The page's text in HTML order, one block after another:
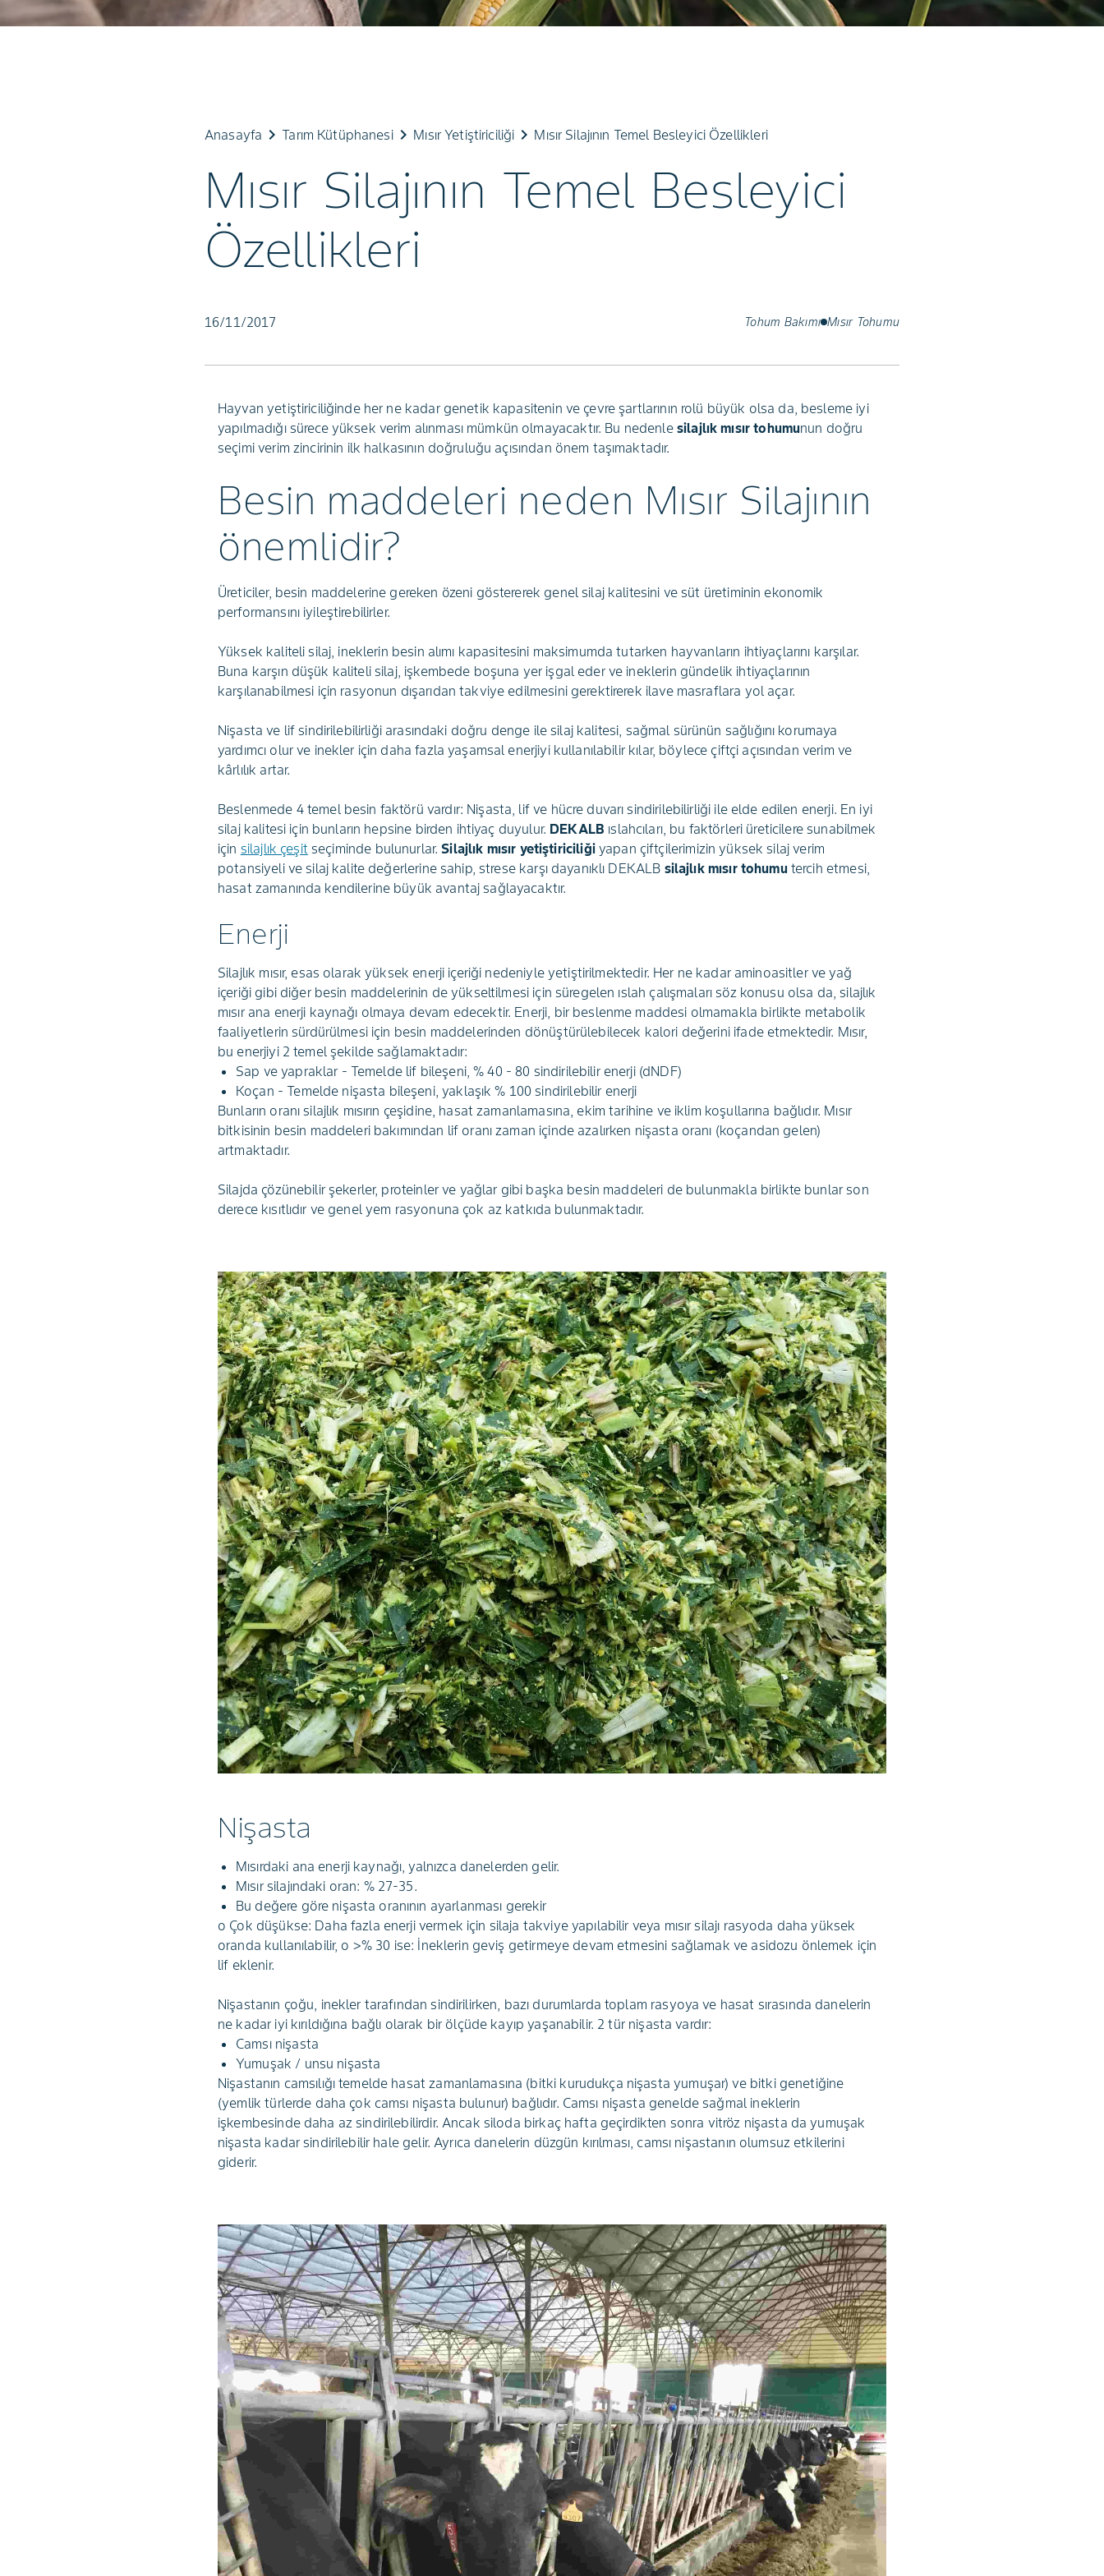
Anasayfa keyboard_arrow_rightTarım Kütüphanesi⁥⁣𝅸󠀪󠁚 keyboard_arrow_right Mısır Yetiştiriciliği keyboard_arrow_right Mısır Silajının Temel Besleyici Özellikleri
Mısır Silajının Temel Besleyici
Özellikleri
16/11/2017 Tohum Bakımı Mısır Tohumu
Hayvan yetiştiriciliğinde her ne kadar genetik kapasitenin ve çevre şartlarının rolü büyük olsa da, besleme iyi
yapılmadığı sürece yüksek verim alınması mümkün olmayacaktır. Bu nedenle silajlık mısır tohumunun doğru
seçimi verim zincirinin ilk halkasının doğruluğu açısından önem taşımaktadır.
Besin maddeleri neden Mısır Silajının
önemlidir?
Üreticiler, besin maddelerine gereken özeni göstererek genel silaj kalitesini ve süt üretiminin ekonomik
performansını iyileştirebilirler.
Yüksek kaliteli silaj, ineklerin besin alımı kapasitesini maksimumda tutarken hayvanların ihtiyaçlarını karşılar.
Buna karşın düşük kaliteli silaj, işkembede boşuna yer işgal eder ve ineklerin gündelik ihtiyaçlarının
karşılanabilmesi için rasyonun dışarıdan takviye edilmesini gerektirerek ilave masraflara yol açar.
Nişasta ve lif sindirilebilirliği arasındaki doğru denge ile silaj kalitesi, sağmal sürünün sağlığını korumaya
yardımcı olur ve inekler için daha fazla yaşamsal enerjiyi kullanılabilir kılar, böylece çiftçi açısından verim ve
kârlılık artar.
Beslenmede 4 temel besin faktörü vardır: Nişasta, lif ve hücre duvarı sindirilebilirliği ile elde edilen enerji. En iyi
silaj kalitesi için bunların hepsine birden ihtiyaç duyulur. DEKALB ıslahcıları, bu faktörleri üreticilere sunabilmek
için silajlık çeşit seçiminde bulunurlar.Silajlık mısır yetiştiriciliği yapan çiftçilerimizin yüksek silaj verim
potansiyeli ve silaj kalite değerlerine sahip, strese karşı dayanıklı DEKALB silajlık mısır tohumutercih etmesi,
hasat zamanında kendilerine büyük avantaj sağlayacaktır.
Enerji
Silajlık mısır, esas olarak yüksek enerji içeriği nedeniyle yetiştirilmektedir. Her ne kadar aminoasitler ve yağ
içeriği gibi diğer besin maddelerinin de yükseltilmesi için süregelen ıslah çalışmaları söz konusu olsa da, silajlık
mısır ana enerji kaynağı olmaya devam edecektir. Enerji, bir beslenme maddesi olmamakla birlikte metabolik
faaliyetlerin sürdürülmesi için besin maddelerinden dönüştürülebilecek kalori değerini ifade etmektedir. Mısır,
bu enerjiyi 2 temel şekilde sağlamaktadır:
Sap ve yapraklar - Temelde lif bileşeni, % 40 - 80 sindirilebilir enerji (dNDF)
Koçan - Temelde nişasta bileşeni, yaklaşık % 100 sindirilebilir enerji
Bunların oranı silajlık mısırın çeşidine, hasat zamanlamasına, ekim tarihine ve iklim koşullarına bağlıdır. Mısır
bitkisinin besin maddeleri bakımından lif oranı zaman içinde azalırken nişasta oranı (koçandan gelen)
artmaktadır.
Silajda çözünebilir şekerler, proteinler ve yağlar gibi başka besin maddeleri de bulunmakla birlikte bunlar son
derece kısıtlıdır ve genel yem rasyonuna çok az katkıda bulunmaktadır.
Nişasta
Mısırdaki ana enerji kaynağı, yalnızca danelerden gelir.
Mısır silajındaki oran: % 27-35.
Bu değere göre nişasta oranının ayarlanması gerekir
o Çok düşükse: Daha fazla enerji vermek için silaja takviye yapılabilir veya mısır silajı rasyoda daha yüksek
oranda kullanılabilir, o >% 30 ise: İneklerin geviş getirmeye devam etmesini sağlamak ve asidozu önlemek için
lif eklenir.
Nişastanın çoğu, inekler tarafından sindirilirken, bazı durumlarda toplam rasyoya ve hasat sırasında danelerin
ne kadar iyi kırıldığına bağlı olarak bir ölçüde kayıp yaşanabilir. 2 tür nişasta vardır:
Camsı nişasta
Yumuşak / unsu nişasta
Nişastanın camsılığı temelde hasat zamanlamasına (bitki kurudukça nişasta yumuşar) ve bitki genetiğine
(yemlik türlerde daha çok camsı nişasta bulunur) bağlıdır. Camsı nişasta genelde sağmal ineklerin
işkembesinde daha az sindirilebilirdir. Ancak siloda birkaç hafta geçirdikten sonra vitröz nişasta da yumuşak
nişasta kadar sindirilebilir hale gelir. Ayrıca danelerin düzgün kırılması, camsı nişastanın olumsuz etkilerini
giderir.